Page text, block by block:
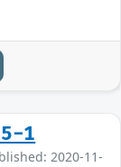
1
2020-11-